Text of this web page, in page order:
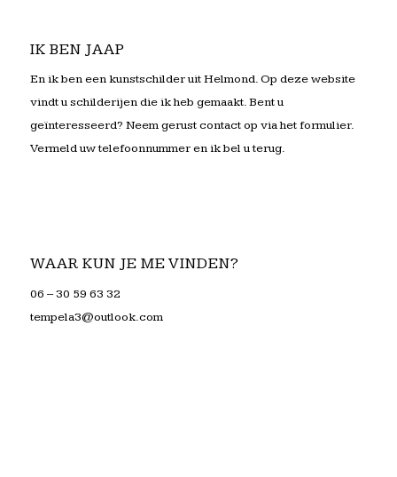
IK BEN JAAP
En ik ben een kunstschilder uit Helmond. Op deze website
vindt u schilderijen die ik heb gemaakt. Bent u
geïnteresseerd? Neem gerust contact op via het formulier.
Vermeld uw telefoonnummer en ik bel u terug.
WAAR KUN JE ME VINDEN?
06 – 30 59 63 32
tempela3@outlook.com